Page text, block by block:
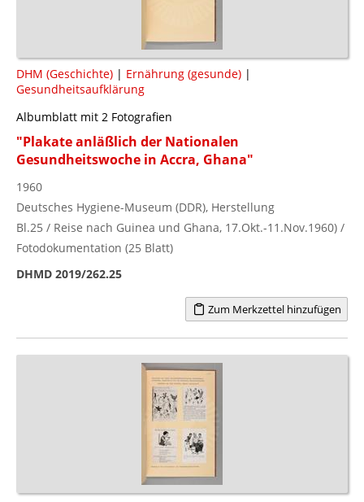
DHM (Geschichte) | Ernährung (gesunde) |
Gesundheitsaufklärung
Albumblatt mit 2 Fotografien
"Plakate anläßlich der Nationalen
Gesundheitswoche in Accra, Ghana"
1960
Deutsches Hygiene-Museum (DDR), Herstellung
Bl.25 / Reise nach Guinea und Ghana, 17.Okt.-11.Nov.1960) /
Fotodokumentation (25 Blatt)
DHMD 2019/262.25
Zum Merkzettel hinzufügen